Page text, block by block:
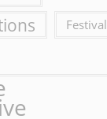
Festival